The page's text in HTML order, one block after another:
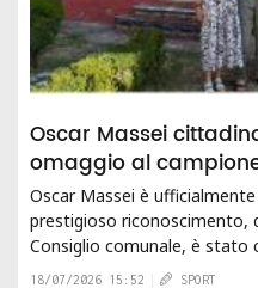
Oscar Massei
omaggio al
Oscar Massei è
prestigioso riconoscimento,
Consiglio comunale, è stato
Festa dello Sport...
18/07/2026 15:52 SPORT